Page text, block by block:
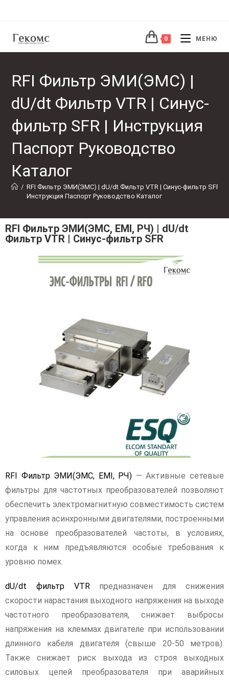
0 МЕНЮ
RFI Фильтр ЭМИ(ЭМС) |
dU/dt Фильтр VTR | Синус-
фильтр SFR | Инструкция
Паспорт Руководство
Каталог
/ RFI Фильтр ЭМИ(ЭМС) | dU/dt Фильтр VTR | Синус-фильтр SFR |
Инструкция Паспорт Руководство Каталог
RFI Фильтр ЭМИ(ЭМС, EMI, РЧ) | dU/dt
Фильтр VTR | Синус-фильтр SFR
RFI Фильтр ЭМИ(ЭМС, EMI, РЧ) — Активные сетевые
фильтры для частотных преобразователей позволяют
обеспечить электромагнитную совместимость систем
управления асинхронными двигателями, построенными
на основе преобразователей частоты, в условиях,
когда к ним предъявляются особые требования к
уровню помех.
dU/dt фильтр VTRпредназначен для снижения
скорости нарастания выходного напряжения на выходе
частотного преобразователя, снижает выбросы
напряжения на клеммах двигателе при использовании
длинного кабеля двигателя (свыше 20-50 метров).
Также снижает риск выхода из строя выходных
силовых цепей преобразователя при аварийных